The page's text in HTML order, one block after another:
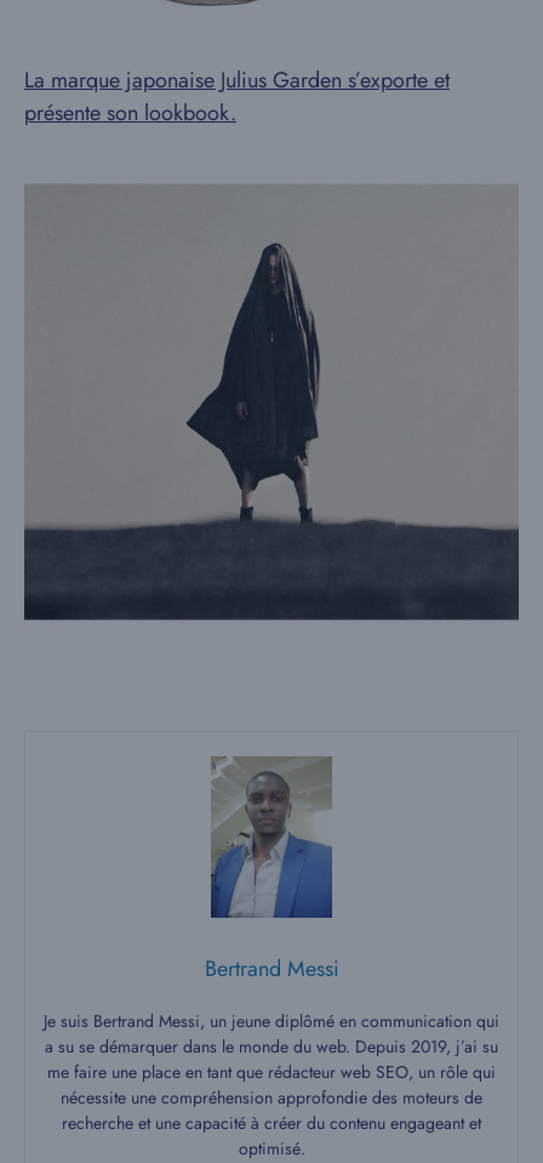
La marque japonaise Julius Garden s’exporte et
présente son lookbook.
Bertrand Messi
Je suis Bertrand Messi, un jeune diplômé en communication qui
a su se démarquer dans le monde du web. Depuis 2019, j’ai su
me faire une place en tant que rédacteur web SEO, un rôle qui
nécessite une compréhension approfondie des moteurs de
recherche et une capacité à créer du contenu engageant et
optimisé.